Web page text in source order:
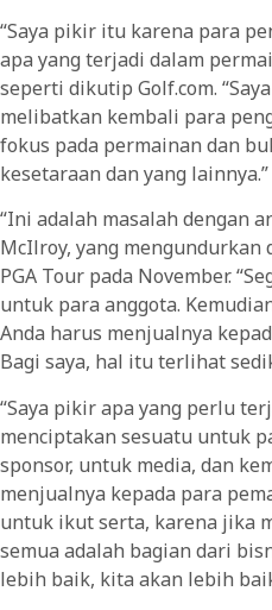
“Saya pikir itu karena para
apa yang terjadi dalam
seperti dikutip Golf.com.
melibatkan kembali para
fokus pada permainan dan
kesetaraan dan yang lainnya.”
“Ini adalah masalah dengan
McIlroy, yang
PGA Tour pada November.
untuk para anggota.
Anda harus menjualnya
Bagi saya, hal itu terlihat
“Saya pikir apa yang perlu
menciptakan sesuatu untuk
sponsor, untuk media, dan
menjualnya kepada para
untuk ikut serta, karena jika
semua adalah bagian dari
lebih baik, kita akan lebih